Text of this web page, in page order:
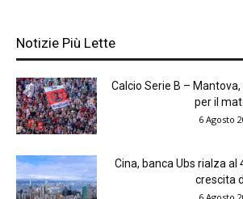
Notizie Più Lette
Calcio Serie B –
per il
6 Agosto
Cina, banca Ubs rialza al
crescita